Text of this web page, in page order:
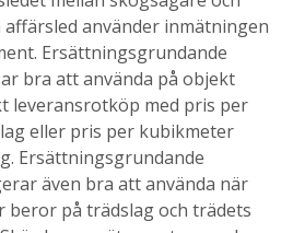
använder inmätningen
Ersättningsgrundande
bra att använda på objekt
leveransrotköp med pris per
eller pris per kubikmeter
Ersättningsgrundande
även bra att använda när
på trädslag och trädets